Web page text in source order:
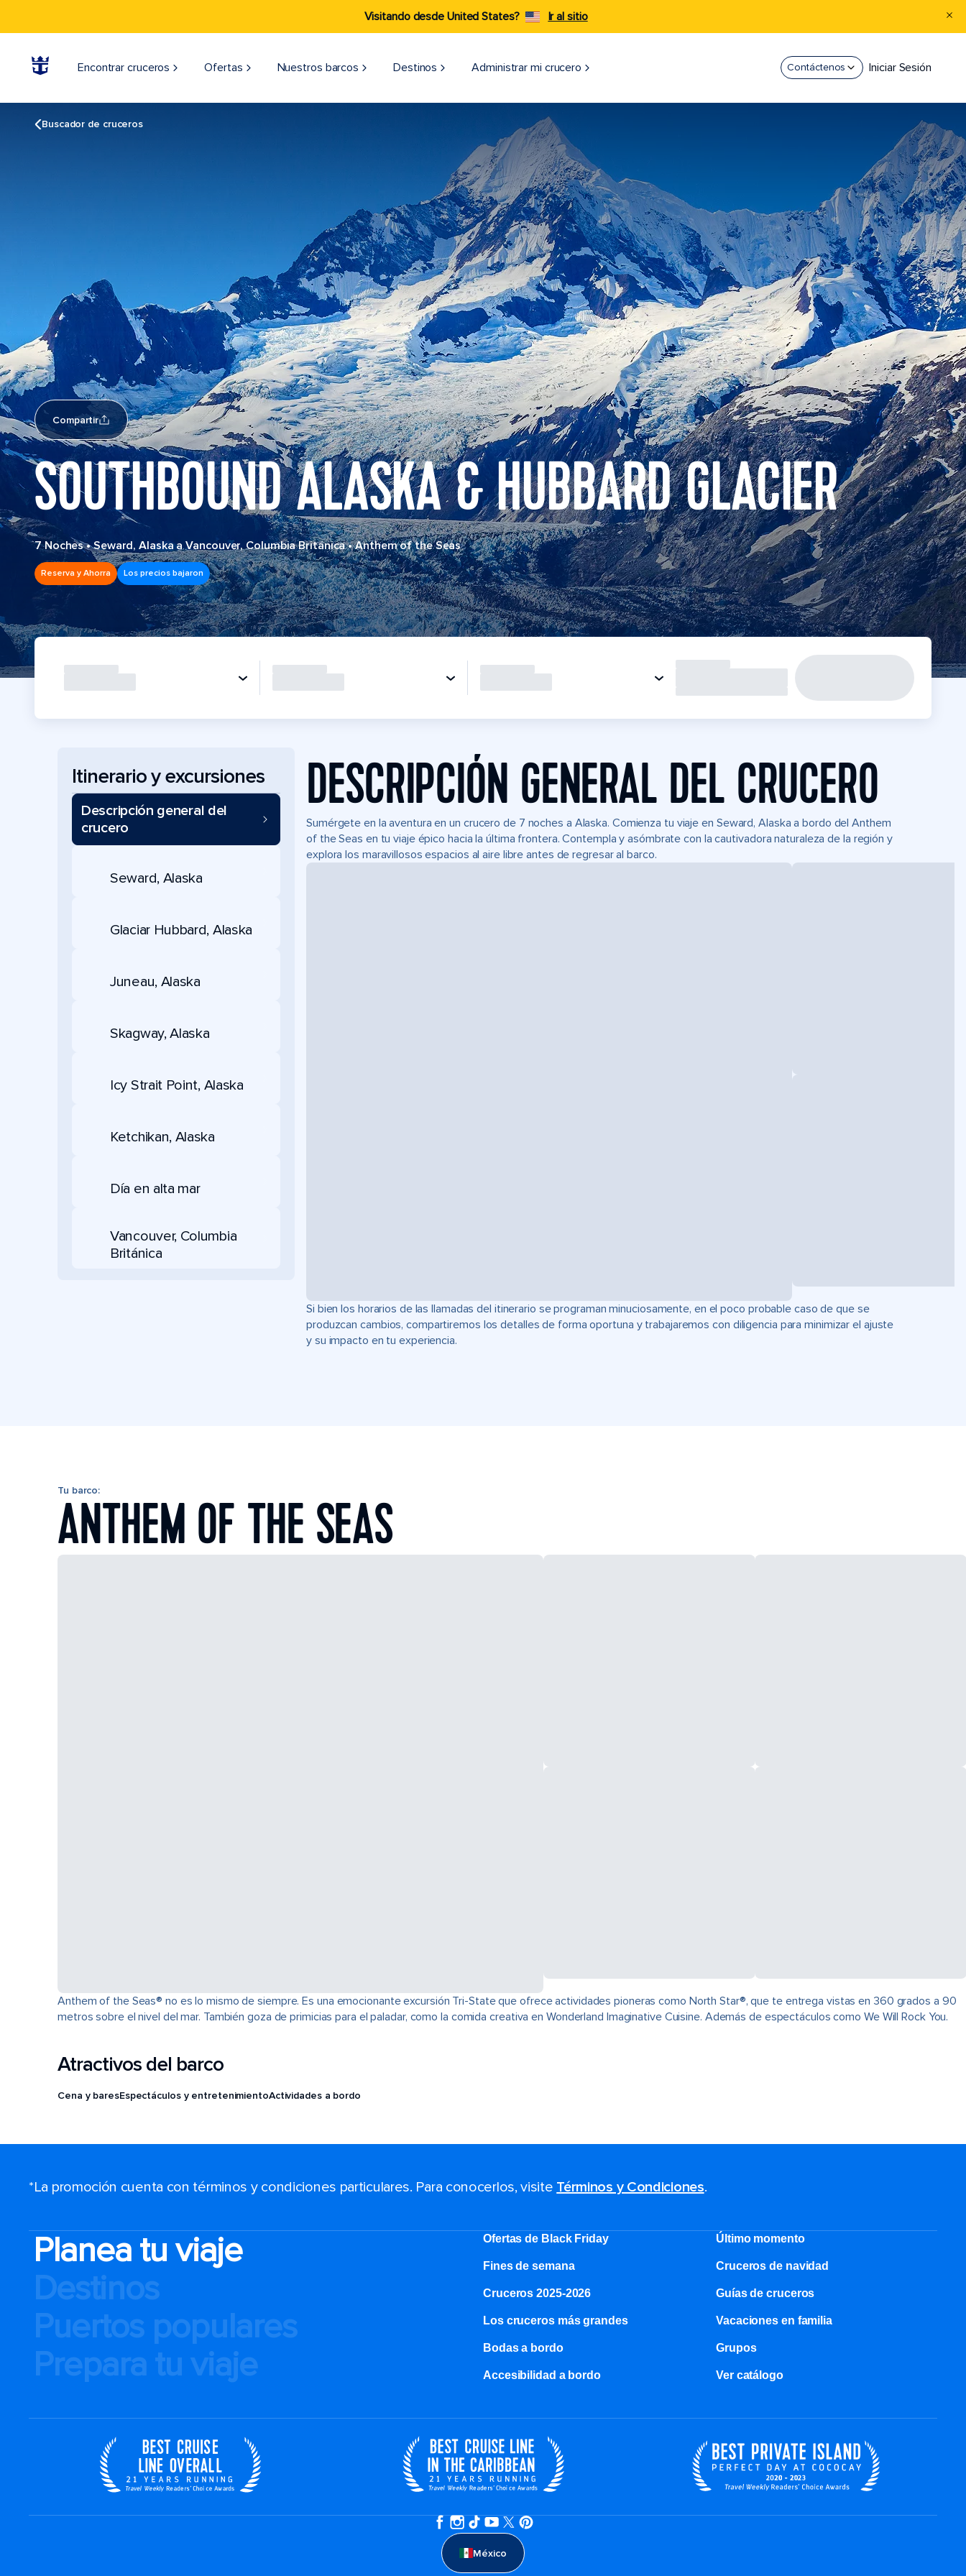
Visitando desde United States? Ir al sitio
Encontrar cruceros Ofertas Nuestros barcos Destinos Administrar mi crucero Contáctenos Iniciar Sesión
Buscador de cruceros
Compartir
SOUTHBOUND ALASKA & HUBBARD GLACIER
7 Noches•Seward, Alaska a Vancouver, Columbia Británica•Anthem of the Seas
Reserva y Ahorra Los precios bajaron
Itinerario y excursiones
Descripción general del
crucero
Seward, Alaska
Glaciar Hubbard, Alaska
Juneau, Alaska
Skagway, Alaska
Icy Strait Point, Alaska
Ketchikan, Alaska
Día en alta mar
Vancouver, Columbia
Británica
DESCRIPCIÓN GENERAL DEL CRUCERO
Sumérgete en la aventura en un crucero de 7 noches a Alaska. Comienza tu viaje en Seward, Alaska a bordo del Anthem
of the Seas en tu viaje épico hacia la última frontera. Contempla y asómbrate con la cautivadora naturaleza de la región y
explora los maravillosos espacios al aire libre antes de regresar al barco.
Si bien los horarios de las llamadas del itinerario se programan minuciosamente, en el poco probable caso de que se
produzcan cambios, compartiremos los detalles de forma oportuna y trabajaremos con diligencia para minimizar el ajuste
y su impacto en tu experiencia.
Tu barco:
ANTHEM OF THE SEAS
Anthem of the Seas® no es lo mismo de siempre. Es una emocionante excursión Tri-State que ofrece actividades pioneras como North Star®, que te entrega vistas en 360 grados a 90
metros sobre el nivel del mar. También goza de primicias para el paladar, como la comida creativa en Wonderland Imaginative Cuisine. Además de espectáculos como We Will Rock You.
Atractivos del barco
Cena y baresEspectáculos y entretenimientoActividades a bordo
*La promoción cuenta con términos y condiciones particulares. Para conocerlos, visite Términos y Condiciones.
Planea tu viaje
Destinos
Puertos populares
Prepara tu viaje
Ofertas de Black Friday Último momento
Fines de semana Cruceros de navidad
Cruceros 2025-2026 Guías de cruceros
Los cruceros más grandes Vacaciones en familia
Bodas a bordo Grupos
Accesibilidad a bordo Ver catálogo
México